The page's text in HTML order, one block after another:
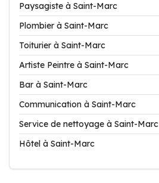
Paysagiste à Saint-Marc
Plombier à Saint-Marc
Toiturier à Saint-Marc
Artiste Peintre à Saint-Marc
Bar à Saint-Marc
Communication à Saint-Marc
Service de nettoyage à Saint-Marc
Hôtel à Saint-Marc